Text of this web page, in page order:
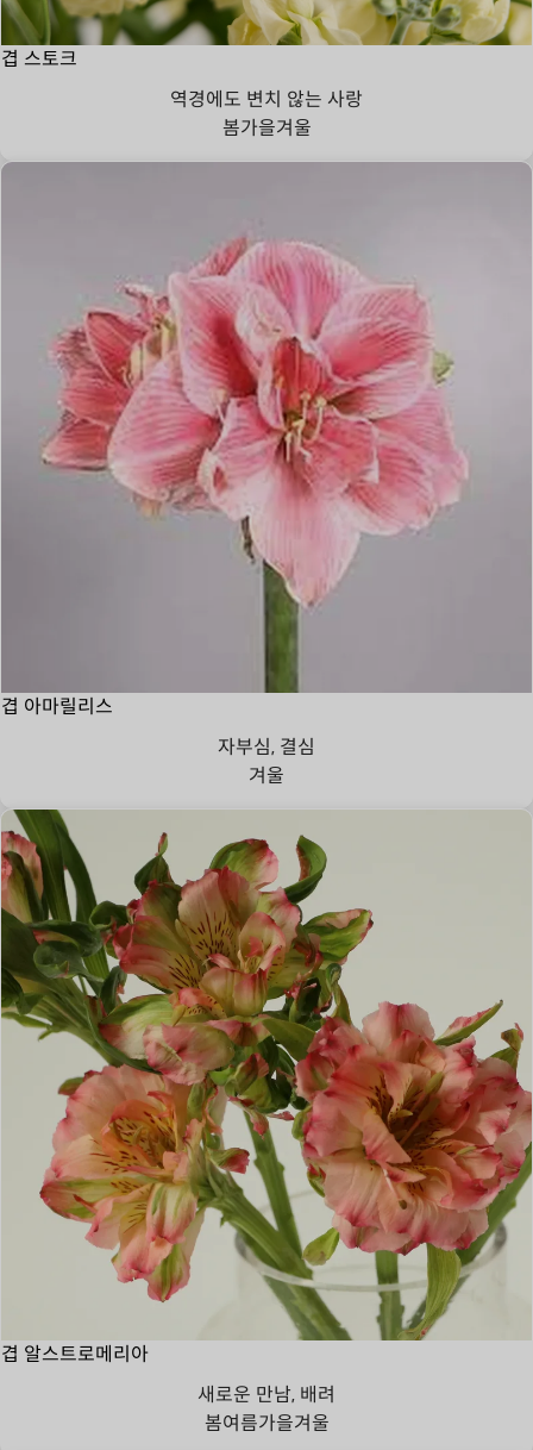
겹 스토크
역경에도 변치 않는 사랑
봄가을겨울
겹 아마릴리스
자부심, 결심
겨울
겹 알스트로메리아
새로운 만남, 배려
봄여름가을겨울